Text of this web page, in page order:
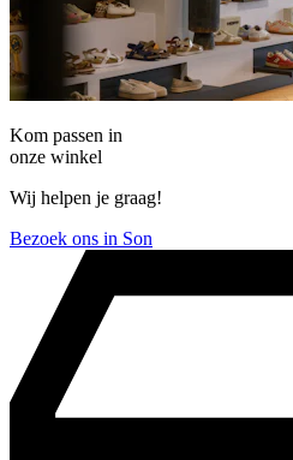
Kom passen in
onze winkel
Wij helpen je graag!
Bezoek ons in Son